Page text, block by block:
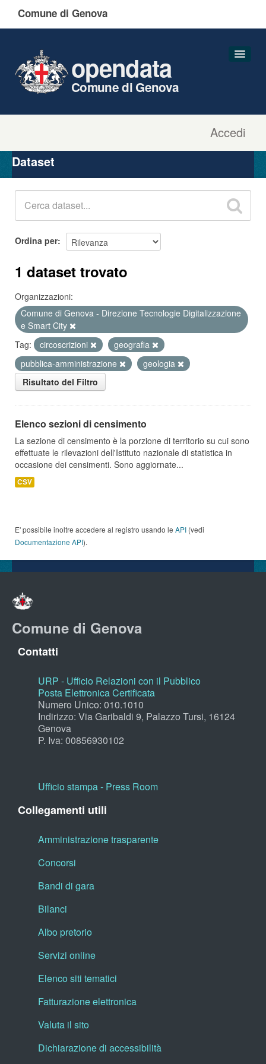
Comune di Genova
Accedi
opendata
Comune di Genova
Organizzazioni
Gruppi
Dataset
Ordina per
1 dataset trovato
Organizzazioni:
Comune di Genova - Direzione Tecnologie Digitalizzazione
e Smart City
Tag:
circoscrizioni
geografia
pubblica-amministrazione
geologia
Risultato del Filtro
Elenco sezioni di censimento
La sezione di censimento è la porzione di territorio su cui sono
effettuate le rilevazioni dell'Istituto nazionale di statistica in
occasione dei censimenti. Sono aggiornate...
CSV
E' possibile inoltre accedere al registro usando le API (vedi
Documentazione API).
Comune di Genova
Contatti
URP - Ufficio Relazioni con il Pubblico
Posta Elettronica Certificata
Numero Unico: 010.1010
Indirizzo: Via Garibaldi 9, Palazzo Tursi, 16124
Genova
P. Iva: 00856930102
Ufficio stampa - Press Room
Collegamenti utili
Amministrazione trasparente
Concorsi
Bandi di gara
Bilanci
Albo pretorio
Servizi online
Elenco siti tematici
Fatturazione elettronica
Valuta il sito
Dichiarazione di accessibilità